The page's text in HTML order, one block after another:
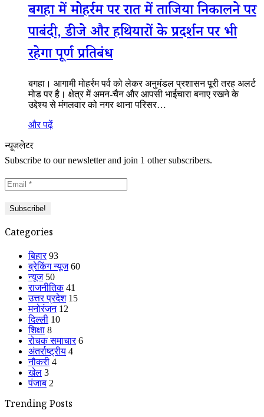
बगहा में मोहर्रम पर रात में ताजिया निकालने पर
पाबंदी, डीजे और हथियारों के प्रदर्शन पर भी
रहेगा पूर्ण प्रतिबंध
बगहा। आगामी मोहर्रम पर्व को लेकर अनुमंडल प्रशासन पूरी तरह अलर्ट
मोड पर है। क्षेत्र में अमन-चैन और आपसी भाईचारा बनाए रखने के
उद्देश्य से मंगलवार को नगर थाना परिसर…
और पढ़ें
न्यूजलेटर
Subscribe to our newsletter and join 1 other subscribers.
Categories
बिहार 93
ब्रेकिंग न्यूज 60
न्यूज 50
राजनीतिक 41
उत्तर प्रदेश 15
मनोरंजन 12
दिल्ली 10
शिक्षा 8
रोचक समाचार 6
अंतर्राष्ट्रीय 4
नौकरी 4
खेल 3
पंजाब 2
Trending Posts